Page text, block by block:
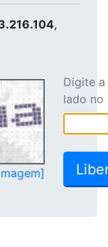
,
Digite
lado no